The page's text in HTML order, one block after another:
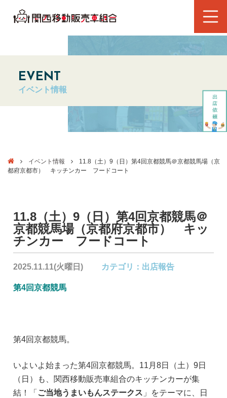
EVENT
イベント情報
イベント情報
11.8（土）9（日）第4回京都競馬＠京都競馬場（京
都府京都市） キッチンカー フードコート
11.8（土）9（日）第4回京都競馬＠
京都競馬場（京都府京都市） キッ
チンカー フードコート
2025.11.11(火曜日) カテゴリ： 出店報告
第4回京都競馬
第4回京都競馬。
いよいよ始まった第4回京都競馬。11月8日（土）9日
（日）も、関西移動販売車組合のキッチンカーが集
結！「 ご当地うまいもんステークス 」をテーマに、日